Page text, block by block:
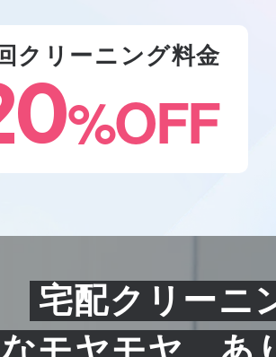
クリーニング料金
%OFF
宅配クリーニ
モヤモヤ、あ